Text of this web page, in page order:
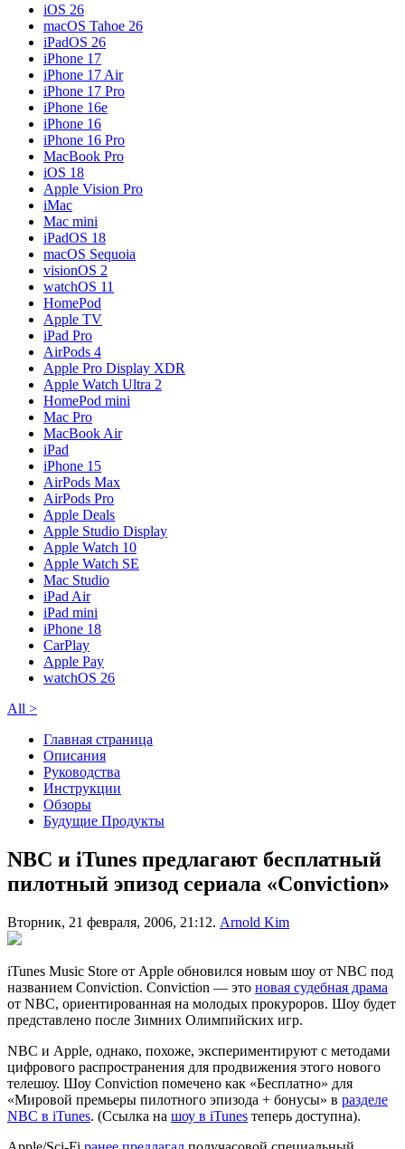
iOS 26
macOS Tahoe 26
iPadOS 26
iPhone 17
iPhone 17 Air
iPhone 17 Pro
iPhone 16e
iPhone 16
iPhone 16 Pro
MacBook Pro
iOS 18
Apple Vision Pro
iMac
Mac mini
iPadOS 18
macOS Sequoia
visionOS 2
watchOS 11
HomePod
Apple TV
iPad Pro
AirPods 4
Apple Pro Display XDR
Apple Watch Ultra 2
HomePod mini
Mac Pro
MacBook Air
iPad
iPhone 15
AirPods Max
AirPods Pro
Apple Deals
Apple Studio Display
Apple Watch 10
Apple Watch SE
Mac Studio
iPad Air
iPad mini
iPhone 18
CarPlay
Apple Pay
watchOS 26
All >
Главная страница
Описания
Руководства
Инструкции
Обзоры
Будущие Продукты
NBC и iTunes предлагают бесплатный
пилотный эпизод сериала «Conviction»
Вторник, 21 февраля, 2006, 21:12. Arnold Kim
iTunes Music Store от Apple обновился новым шоу от NBC под
названием Conviction. Conviction — это новая судебная драма
от NBC, ориентированная на молодых прокуроров. Шоу будет
представлено после Зимних Олимпийских игр.
NBC и Apple, однако, похоже, экспериментируют с методами
цифрового распространения для продвижения этого нового
телешоу. Шоу Conviction помечено как «Бесплатно» для
«Мировой премьеры пилотного эпизода + бонусы» в разделе
NBC в iTunes. (Ссылка на шоу в iTunes теперь доступна).